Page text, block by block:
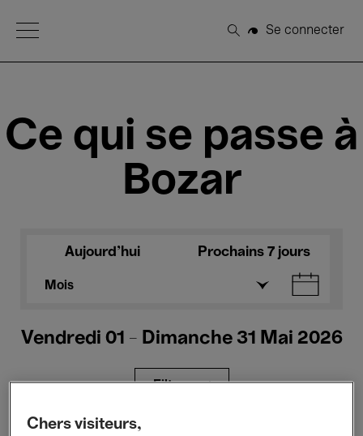
Open Menu
Rechercher
Se connecter
Ce qui se passe à
Bozar
Aujourd'hui Prochains 7 jours
Mois
Vendredi 01 - Dimanche 31 Mai 2026
Filtres
Chers visiteurs,